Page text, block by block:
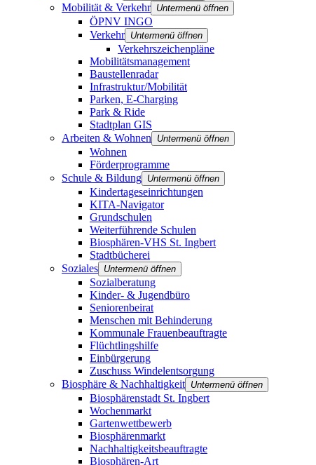
Mobilität & Verkehr Untermenü öffnen
ÖPNV INGO
Verkehr Untermenü öffnen
Verkehrszeichenpläne
Mobilitätsmanagement
Baustellenradar
Infrastruktur/Mobilität
Parken, E-Charging
Park & Ride
Stadtplan GIS
Arbeiten & Wohnen
Untermenü öffnen
Wohnen
Förderprogramme
Schule & Bildung Untermenü öffnen
Kindertageseinrichtungen
KITA-Navigator
Grundschulen
Weiterführende Schulen
Biosphären-VHS St. Ingbert
Stadtbücherei
Soziales Untermenü öffnen
Sozialberatung
Kinder- & Jugendbüro
Seniorenbeirat
Menschen mit Behinderung
Kommunale Frauenbeauftragte
Flüchtlingshilfe
Einbürgerung
Zuschuss Windelentsorgung
Biosphäre & Nachhaltigkeit Untermenü öffnen
Biosphärenstadt St. Ingbert
Wochenmarkt
Gartenwettbewerb
Biosphärenmarkt
Nachhaltigkeitsbeauftragte
Biosphären-Art